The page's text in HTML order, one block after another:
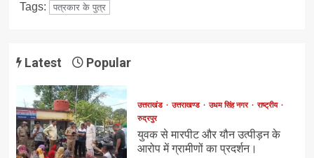
Tags: पत्रकार के पुत्र
Latest Popular
उत्तराखंड उत्तराखण्ड उधम सिंह नगर
राष्ट्रीय
रुद्रपुर
युवक से मारपीट और यौन उत्पीड़न के
आरोप में ग्रामीणों का प्रदर्शन।